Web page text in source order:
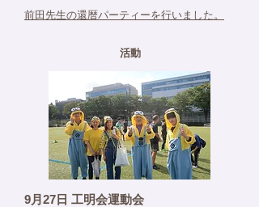
前田先生の還暦パーティーを行いました。
活動
9月27日 工明会運動会